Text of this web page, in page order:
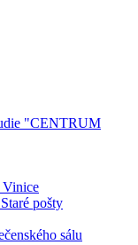
"CENTRUM
Vinice
pošty
sálu